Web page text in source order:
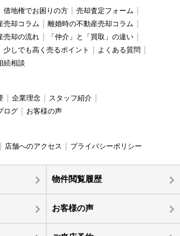
借地権でお困りの方
売却査定フォーム
売却コラム
離婚時の不動産売却コラム
売却の流れ
「仲介」と「買取」の違い
少しでも高く売るポイント
よくある質問
続相談
企業理念
スタッフ紹介
ログ お客様の声
店舗へのアクセス プライバシーポリシー
物件閲覧履歴
お客様の声